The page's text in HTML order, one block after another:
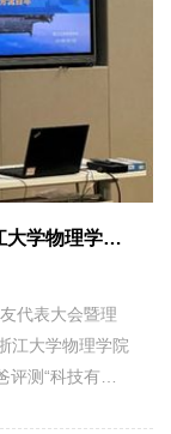
助同学们深入了
过程中提供了有
续组织各类就业
更好地融入社
杭州秋光科技
为依托，由浙
海交大相关技术
薄膜器件设计
家级高新技术
截止时间为
同学们及时联
2023年6月12日
”和“所在院
进入后续受理
审核状态，并及
要直接在外方
方官网申
料经本人和班主
六级/四级成绩
公布录取结
，超出部分自
邮箱：
大学会给录取
同学请尽快办
.pdf附件2：物
杰出校友——“求是情深 梦想物院”浙江大学物理学院校友企业家交流会成功举办
代表大会暨理
江大学物理学院
测“科技有限